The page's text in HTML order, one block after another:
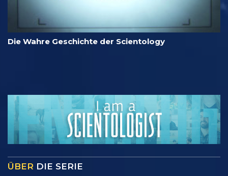
Die Wahre Geschichte der Scientology
ÜBER DIE SERIE